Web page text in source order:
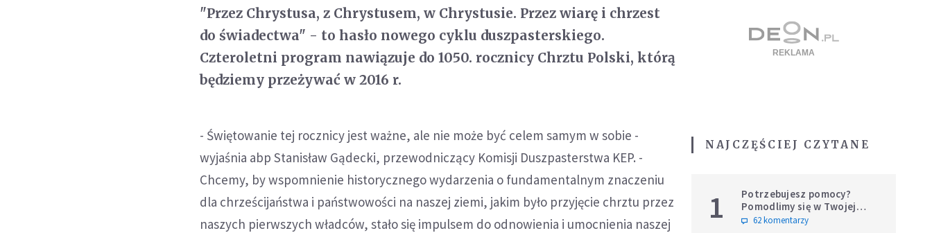
"Przez Chrystusa, z Chrystusem, w Chrystusie. Przez wiarę i chrzest
do świadectwa" - to hasło nowego cyklu duszpasterskiego.
Czteroletni program nawiązuje do 1050. rocznicy Chrztu Polski, którą
będziemy przeżywać w 2016 r.
- Świętowanie tej rocznicy jest ważne, ale nie może być celem samym w sobie -
wyjaśnia abp Stanisław Gądecki, przewodniczący Komisji Duszpasterstwa KEP. -
Chcemy, by wspomnienie historycznego wydarzenia o fundamentalnym znaczeniu
dla chrześcijaństwa i państwowości na naszej ziemi, jakim było przyjęcie chrztu przez
naszych pierwszych władców, stało się impulsem do odnowienia i umocnienia naszej
NAJCZĘŚCIEJ CZYTANE
1
Potrzebujesz pomocy?
Pomodlimy się w Twojej
intencji
62 komentarzy